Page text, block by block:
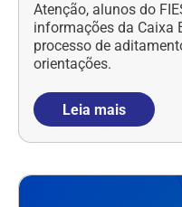
Atenção, alunos do
informações da Caixa
processo de
orientações.
Leia mais